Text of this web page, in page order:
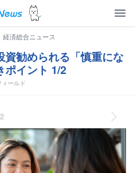
経済総合ニュース
資勧められる「慎重にな
ポイント 1/2
ールド